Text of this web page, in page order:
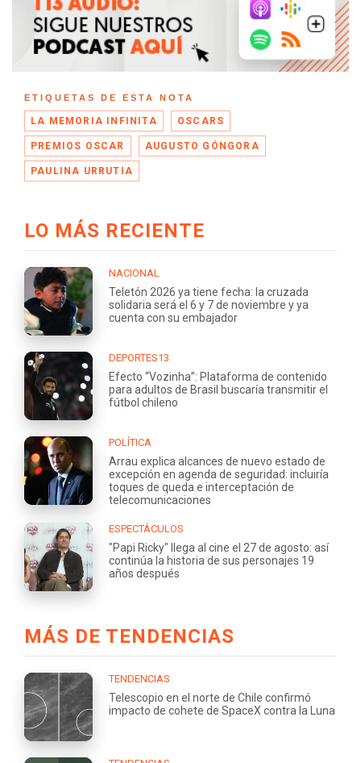
ETIQUETAS DE ESTA NOTA
LA MEMORIA INFINITA OSCARS
PREMIOS OSCAR AUGUSTO GÓNGORA
PAULINA URRUTIA
LO MÁS RECIENTE
NACIONAL
Teletón 2026 ya tiene fecha: la cruzada
solidaria será el 6 y 7 de noviembre y ya
cuenta con su embajador
DEPORTES13
Efecto “Vozinha”: Plataforma de contenido
para adultos de Brasil buscaría transmitir el
fútbol chileno
POLÍTICA
Arrau explica alcances de nuevo estado de
excepción en agenda de seguridad: incluiría
toques de queda e interceptación de
telecomunicaciones
ESPECTÁCULOS
"Papi Ricky" llega al cine el 27 de agosto: así
continúa la historia de sus personajes 19
años después
MÁS DE TENDENCIAS
TENDENCIAS
Telescopio en el norte de Chile confirmó
impacto de cohete de SpaceX contra la Luna